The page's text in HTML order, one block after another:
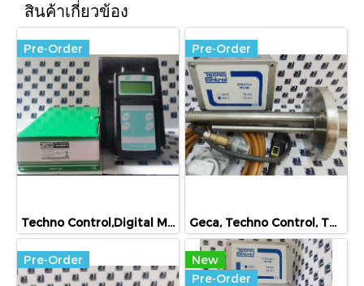
สินค้าเกี่ยวข้อง
Pre-Order
Techno Control,Digital Micromanometer, MA202DG
Pre-Order
Geca, Techno Control, TS237
Pre-Order
New
Pre-Order